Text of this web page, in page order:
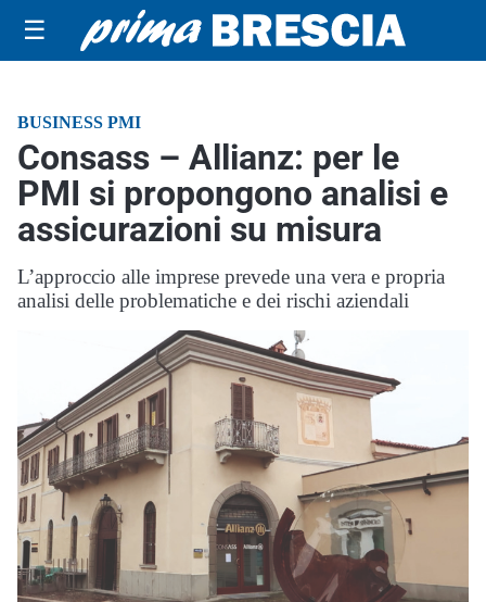
☰
BUSINESS PMI
Consass – Allianz: per le
PMI si propongono analisi e
assicurazioni su misura
L’approccio alle imprese prevede una vera e propria
analisi delle problematiche e dei rischi aziendali